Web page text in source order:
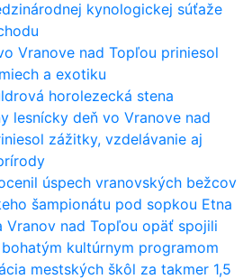
kynologickej súťaže
Vranove nad Topľou priniesol
a exotiku
horolezecká stena
lesnícky deň vo Vranove nad
zážitky, vzdelávanie aj
úspech vranovských bežcov
šampionátu pod sopkou Etna
Vranov nad Topľou opäť spojili
kultúrnym programom
mestských škôl za takmer 1,5